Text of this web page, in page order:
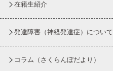
在籍生紹介
発達障害（神経発達症）について
コラム （さくらんぼだより）